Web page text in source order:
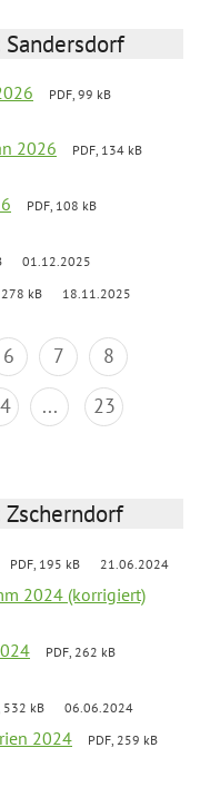
PDF, 99 kB
2026
PDF, 134 kB
PDF, 108 kB
01.12.2025
278 kB 18.11.2025
6 7
8
... 23
PDF, 195 kB 21.06.2024
2024 (korrigiert)
PDF, 262 kB
532 kB 06.06.2024
2024
PDF, 259 kB